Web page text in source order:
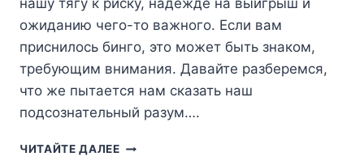
нашу тягу к риску, надежде на выигрыш и
ожиданию чего-то важного. Если вам
приснилось бинго, это может быть знаком,
требующим внимания. Давайте разберемся,
что же пытается нам сказать наш
подсознательный разум….
ЧИТАЙТЕ ДАЛЕЕСОН